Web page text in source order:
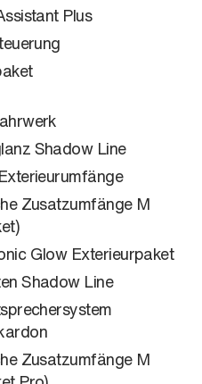
Plus
Shadow Line
Zusatzumfänge M
Glow Exterieurpaket
Shadow Line
Zusatzumfänge M